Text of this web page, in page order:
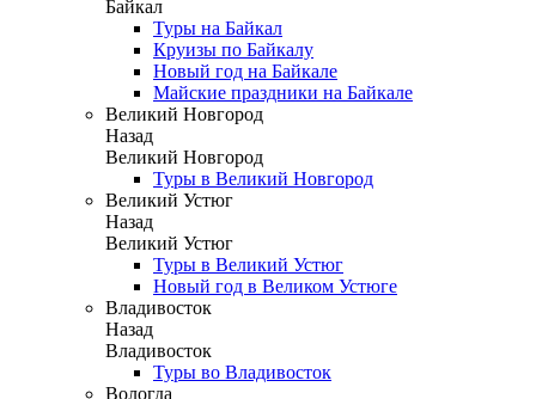
Байкал
Туры на Байкал
Круизы по Байкалу
Новый год на Байкале
Майские праздники на Байкале
Великий Новгород
Назад
Великий Новгород
Туры в Великий Новгород
Великий Устюг
Назад
Великий Устюг
Туры в Великий Устюг
Новый год в Великом Устюге
Владивосток
Назад
Владивосток
Туры во Владивосток
Вологда